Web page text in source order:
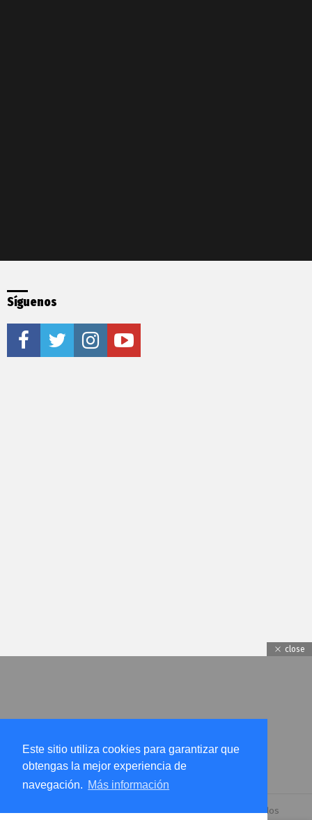
Este sitio utiliza cookies para garantizar que
obtengas la mejor experiencia de
navegación. Más información
Síguenos
facebooktwitter instagramyoutube
Todos los derechos reservados
close